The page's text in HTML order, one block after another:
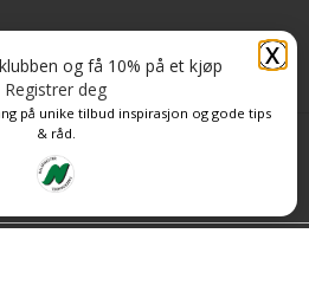
X
og få 10% på et kjøp
Registrer deg
på unike tilbud inspirasjon og gode tips
& råd.